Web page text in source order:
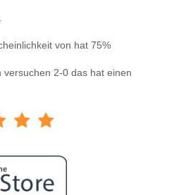
von hat 75%
2-0 das hat einen